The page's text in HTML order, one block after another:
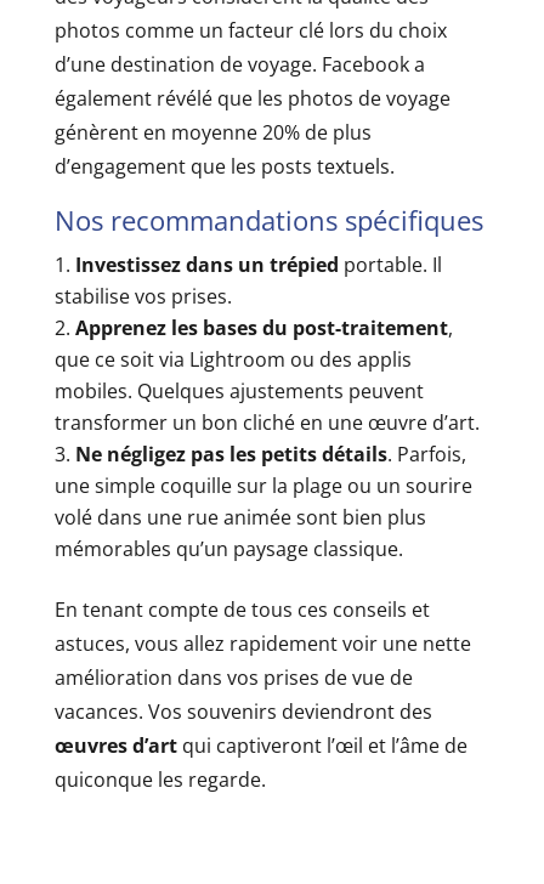
photos comme un facteur clé lors du choix
d’une destination de voyage. Facebook a
également révélé que les photos de voyage
génèrent en moyenne 20% de plus
d’engagement que les posts textuels.
Nos recommandations spécifiques
Investissez dans un trépied portable. Il
stabilise vos prises.
Apprenez les bases du post-traitement,
que ce soit via Lightroom ou des applis
mobiles. Quelques ajustements peuvent
transformer un bon cliché en une œuvre d’art.
Ne négligez pas les petits détails. Parfois,
une simple coquille sur la plage ou un sourire
volé dans une rue animée sont bien plus
mémorables qu’un paysage classique.
En tenant compte de tous ces conseils et
astuces, vous allez rapidement voir une nette
amélioration dans vos prises de vue de
vacances. Vos souvenirs deviendront des
œuvres d’artqui captiveront l’œil et l’âme de
quiconque les regarde.